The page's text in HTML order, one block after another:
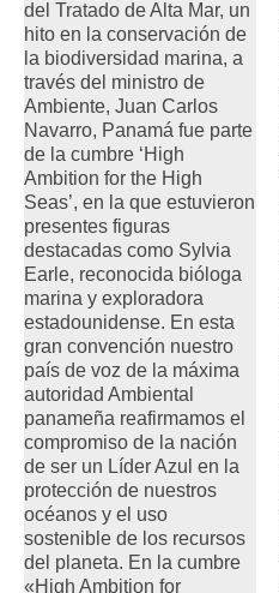
del Tratado de Alta Mar, un
hito en la conservación de
la biodiversidad marina, a
través del ministro de
Ambiente, Juan Carlos
Navarro, Panamá fue parte
de la cumbre ‘High
Ambition for the High
Seas’, en la que estuvieron
presentes figuras
destacadas como Sylvia
Earle, reconocida bióloga
marina y exploradora
estadounidense. En esta
gran convención nuestro
país de voz de la máxima
autoridad Ambiental
panameña reafirmamos el
compromiso de la nación
de ser un Líder Azul en la
protección de nuestros
océanos y el uso
sostenible de los recursos
del planeta. En la cumbre
«High Ambition for